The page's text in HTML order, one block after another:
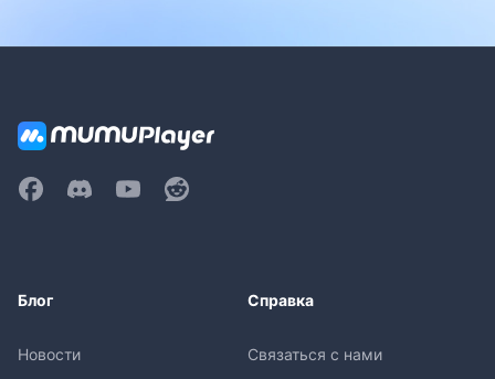
Блог
Новости
Справка
Связаться с нами